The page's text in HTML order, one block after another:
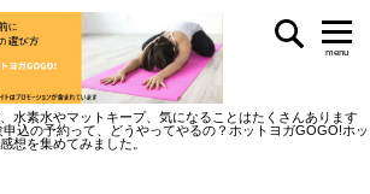
水素水やマットキープ、気になることはたくさんあります
申込の予約って、どうやってやるの？ホットヨガGOGO!ホッ
想を集めてみました。
menu